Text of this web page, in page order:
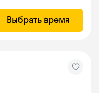
Выбрать время